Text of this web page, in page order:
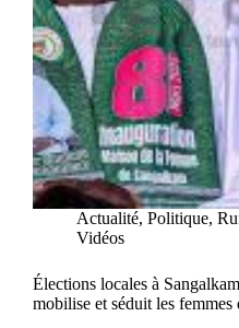
Actualité, Politique,
Vidéos
Élections locales à
mobilise et séduit les